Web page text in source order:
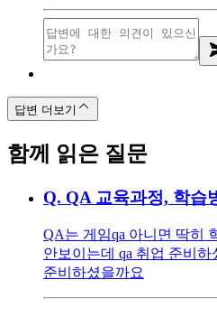
답변 더보기
함께 읽은 질문
Q. QA 교육과정, 학습
QA는 게임qa 아니면 딱히
안보이는데 qa 취업 준비
준비하셨을까요